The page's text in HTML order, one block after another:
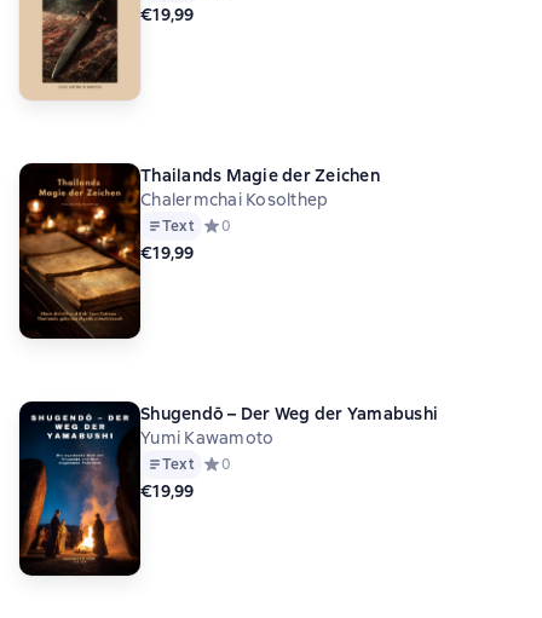
€19,99
Thailands Magie der Zeichen
Chalermchai Kosolthep
Text Средний рейтинг 0 на основе 0 оценок
0
€19,99
Shugendō – Der Weg der Yamabushi
Yumi Kawamoto
Text Средний рейтинг 0 на основе 0 оценок
0
€19,99